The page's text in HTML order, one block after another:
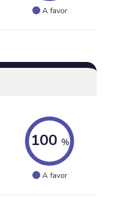
A favor
100 %
A favor